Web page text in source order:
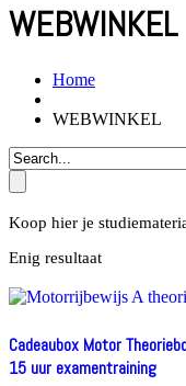
WEBWINKEL
Home
WEBWINKEL
Koop hier je
Enig resultaat
Cadeaubox Motor
15 uur examentraining